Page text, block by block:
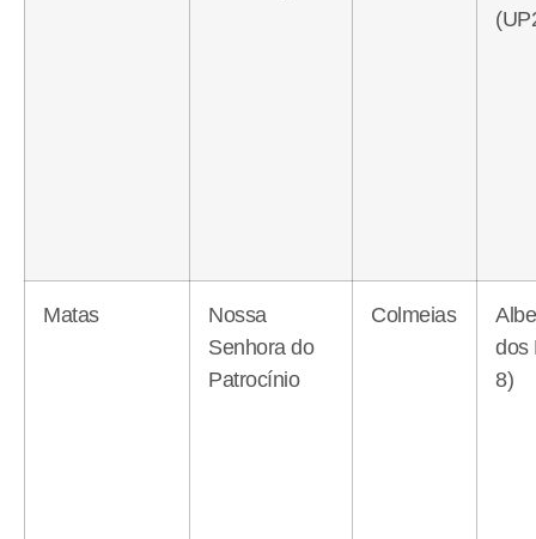
Matas
Nossa
Senhora do
Patrocínio
Colmeias
dos
8)